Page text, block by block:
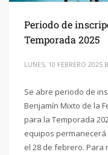
Periodo de
Temporada 2025
LUNES, 10 FEBRERO 2025
Se abre periodo de
Benjamín Mixto de la
para la Temporada
equipos
el 28 de febrero. Para